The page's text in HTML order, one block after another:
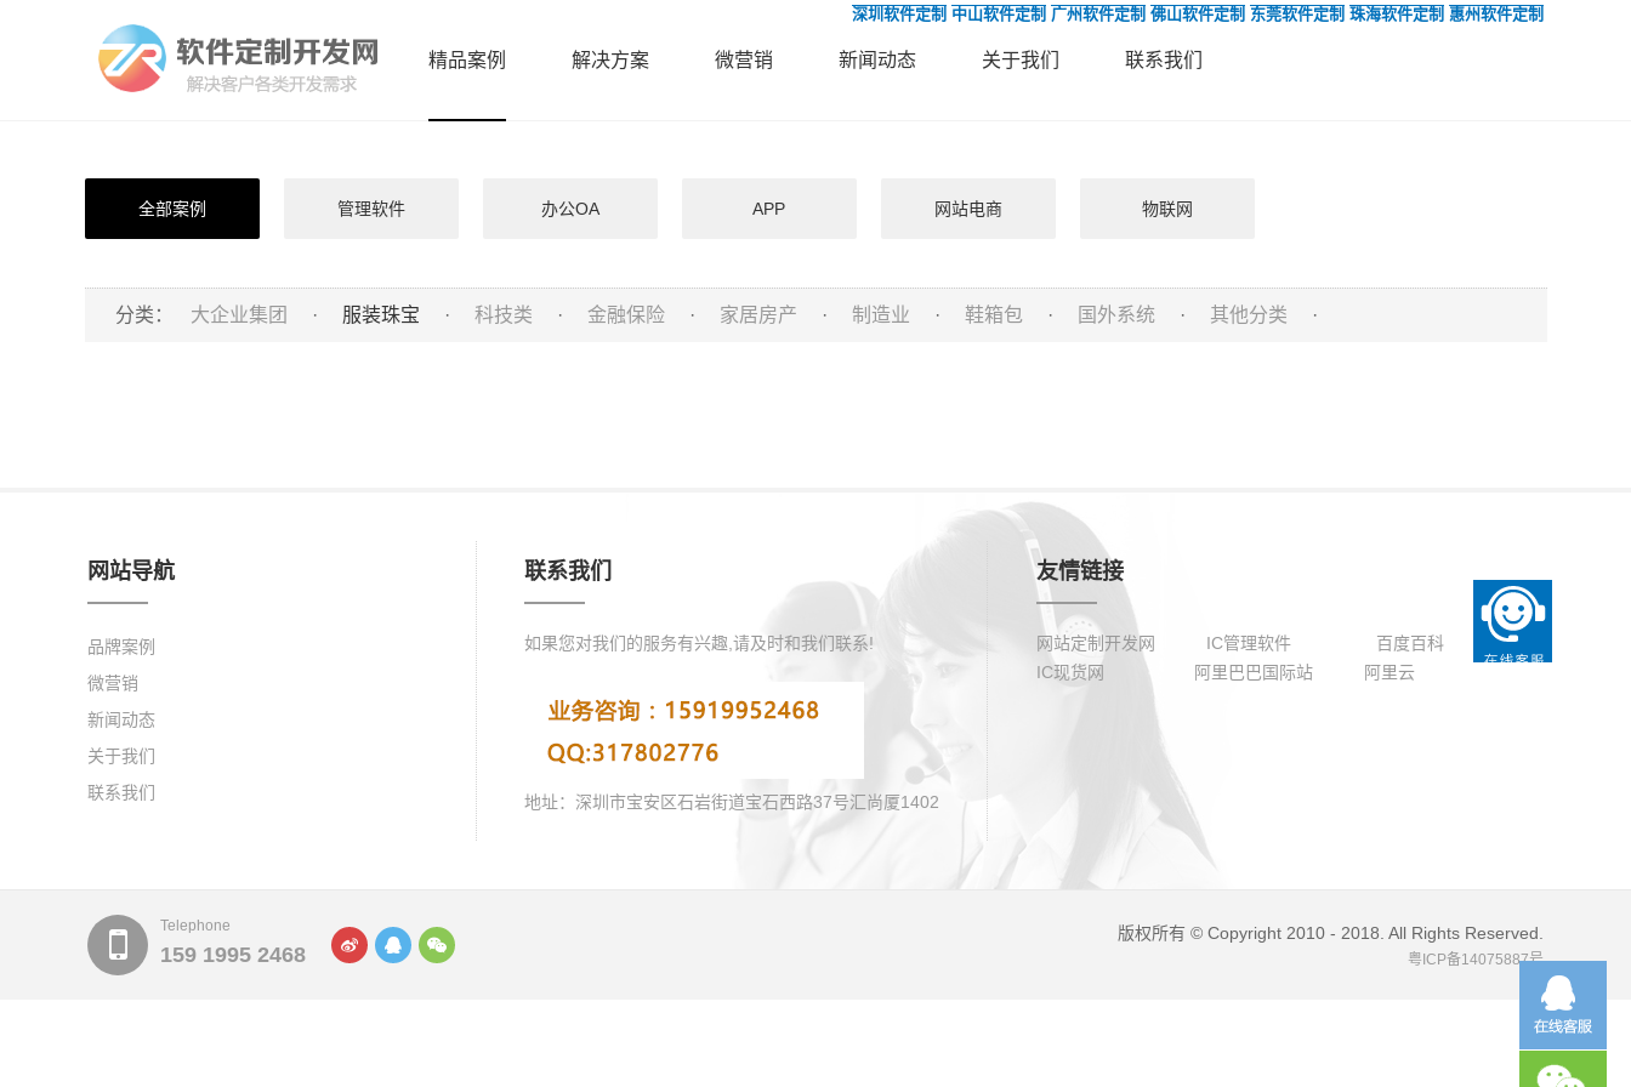
精品案例 解决方案 微营销 新闻动态 关于我们 联系我们
深圳软件定制 中山软件定制 广州软件定制 佛山软件定制 东莞软件定制 珠海软件定制 惠州软件定制
全部案例 管理软件 办公OA APP 网站电商 物联网
分类： 大企业集团 · 服装珠宝 · 科技类 · 金融保险 · 家居房产 · 制造业 · 鞋箱包 · 国外系统 · 其他分类 ·
网站导航
品牌案例
微营销
新闻动态
关于我们
联系我们
联系我们
如果您对我们的服务有兴趣,请及时和我们联系!
地址：深圳市宝安区石岩街道宝石西路37号汇尚厦1402
友情链接
网站定制开发网 IC管理软件
百度百科
IC现货网
阿里巴巴国际站 阿里云
Telephone
159 1995 2468
版权所有 © Copyright 2010 - 2018. All Rights Reserved.
粤ICP备14075887号